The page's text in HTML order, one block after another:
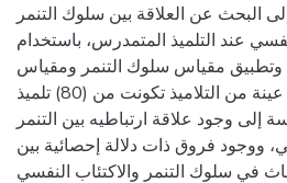
البحث عن العلاقة بين سلوك التنمر
عند التلميذ المتمدرس، باستخدام
وتطبيق مقياس سلوك التنمر ومقياس
الاكتئاب النفسي على عينة من التلاميذ تكونت من (80) تلميذ
إلى وجود علاقة ارتباطيه بين التنمر
ووجود فروق ذات دلالة إحصائية بين
في سلوك التنمر والاكتئاب النفسي.